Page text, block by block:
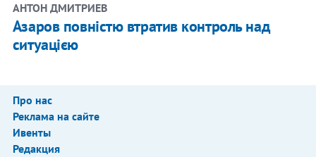
АНТОН ДМИТРИЕВ
Азаров повністю втратив контроль над
ситуацією
Про нас
Реклама на сайте
Ивенты
Редакция